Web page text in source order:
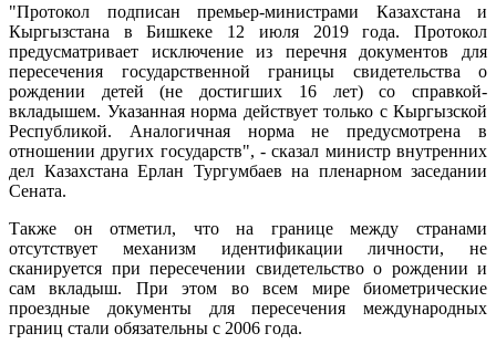
"Протокол подписан премьер-министрами Казахстана и
Кыргызстана в Бишкеке 12 июля 2019 года. Протокол
предусматривает исключение из перечня документов для
пересечения государственной границы свидетельства о
рождении детей (не достигших 16 лет) со справкой-
вкладышем. Указанная норма действует только с Кыргызской
Республикой. Аналогичная норма не предусмотрена в
отношении других государств", - сказал министр внутренних
дел Казахстана Ерлан Тургумбаев на пленарном заседании
Сената.
Также он отметил, что на границе между странами
отсутствует механизм идентификации личности, не
сканируется при пересечении свидетельство о рождении и
сам вкладыш. При этом во всем мире биометрические
проездные документы для пересечения международных
границ стали обязательны с 2006 года.